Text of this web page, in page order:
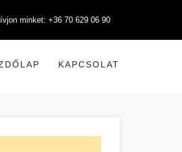
minket: +36 70 629 06 90
KAPCSOLAT